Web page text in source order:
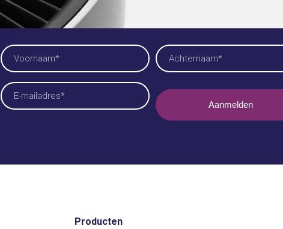
Naam
(Vereist)
Voornaam
E-
mailadres
Producten